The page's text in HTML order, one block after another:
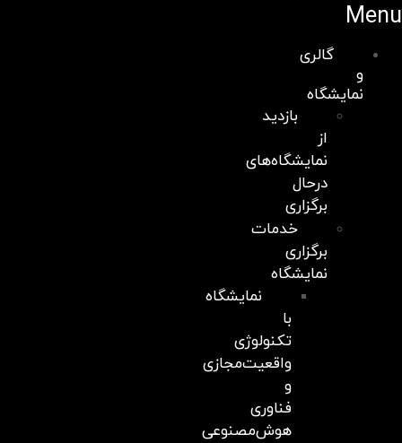
Menu
گالری
و
نمایشگاه
بازدید
از
نمایشگاه‌های
درحال
برگزاری
خدمات
برگزاری
نمایشگاه
نمایشگاه
با
تکنولوژی
واقعیت‌مجازی
و
فناوری
هوش‌مصنوعی